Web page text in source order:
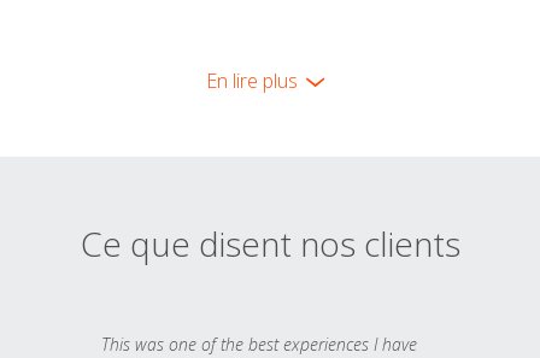
En lire plus
Ce que disent nos clients
This was one of the best experiences I have